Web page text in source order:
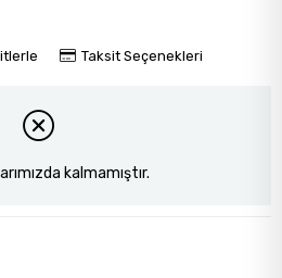
Taksit Seçenekleri
kalmamıştır.